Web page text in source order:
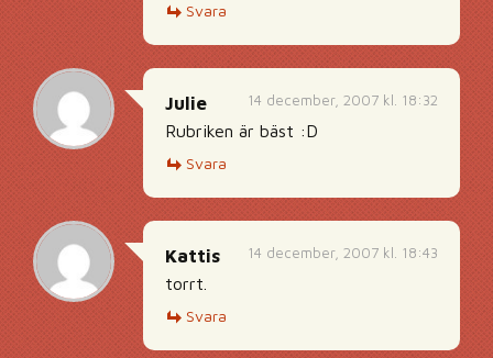
Svara
14 december, 2007 kl. 18:32
Julie
Rubriken är bäst :D
Svara
14 december, 2007 kl. 18:43
Kattis
torrt.
Svara